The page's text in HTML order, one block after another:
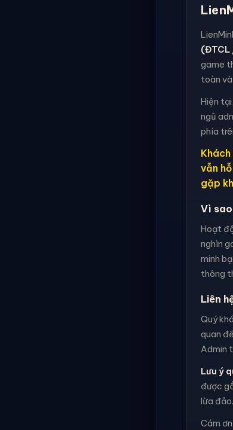
(ĐTCL
game
toàn
Hiện
ngũ
phía
vẫn
gặp
Vì
Hoạt
nghìn
minh
thông
Liên
Quý
quan
Admin
Lưu ý
được
lừa đảo.
Cám